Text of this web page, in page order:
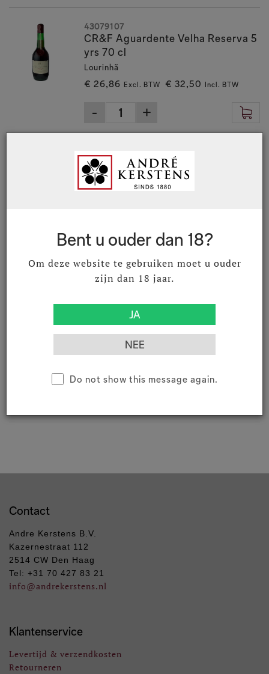
Bent u ouder dan 18?
Om deze website te gebruiken moet u ouder
zijn dan 18 jaar.
Do not show this message again.
CR&F Aguardente Velha Reserva 5
yrs 70 cl
Lourinhã
€ 26,86 Excl. BTW € 32,50 Incl. BTW
43079107
CR&F Aguardente Vinica Velha
Reserva Extra 7 yrs 70 cl
43079207
CR&F Aguardente Vinica Velha XO
Fine & Rare 70 cl
43079307
Contact
Andre Kerstens B.V.
Kazernestraat 112
2514 CW Den Haag
Tel: +31 70 427 83 21
info@andrekerstens.nl
Klantenservice
Levertijd & verzendkosten
Retourneren